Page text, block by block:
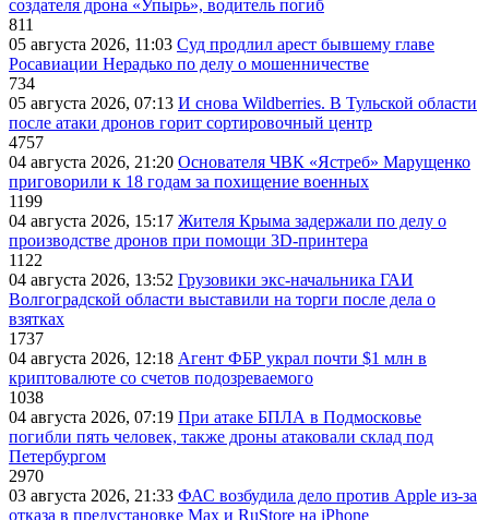
создателя дрона «Упырь», водитель погиб
811
05 августа 2026, 11:03 Суд продлил арест бывшему главе
Росавиации Нерадько по делу о мошенничестве
734
05 августа 2026, 07:13 И снова Wildberries. В Тульской области
после атаки дронов горит сортировочный центр
4757
04 августа 2026, 21:20 Основателя ЧВК «Ястреб» Марущенко
приговорили к 18 годам за похищение военных
1199
04 августа 2026, 15:17 Жителя Крыма задержали по делу о
производстве дронов при помощи 3D‑принтера
1122
04 августа 2026, 13:52 Грузовики экс-начальника ГАИ
Волгоградской области выставили на торги после дела о
взятках
1737
04 августа 2026, 12:18 Агент ФБР украл почти $1 млн в
криптовалюте со счетов подозреваемого
1038
04 августа 2026, 07:19 При атаке БПЛА в Подмосковье
погибли пять человек, также дроны атаковали склад под
Петербургом
2970
03 августа 2026, 21:33 ФАС возбудила дело против Apple из-за
отказа в предустановке Max и RuStore на iPhone